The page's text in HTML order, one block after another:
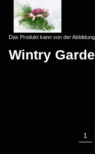
Das Produkt kann von der
Wintry